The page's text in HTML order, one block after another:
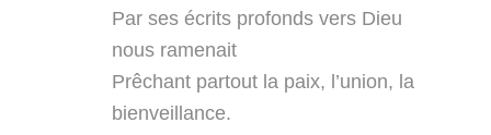
Par ses écrits profonds vers Dieu
nous ramenait
Prêchant partout la paix, l’union, la
bienveillance.